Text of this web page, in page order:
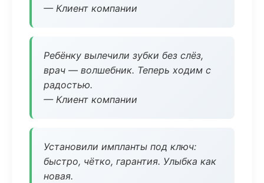
— Клиент компании
Ребёнку вылечили зубки без слёз,
врач — волшебник. Теперь ходим с
радостью.
— Клиент компании
Установили импланты под ключ:
быстро, чётко, гарантия. Улыбка как
новая.